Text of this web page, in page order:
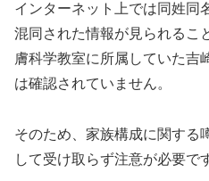
インターネット上では同姓同
混同された情報が見られるこ
膚科学教室に所属していた吉
は確認されていません。
そのため、家族構成に関する
して受け取らず注意が必要で